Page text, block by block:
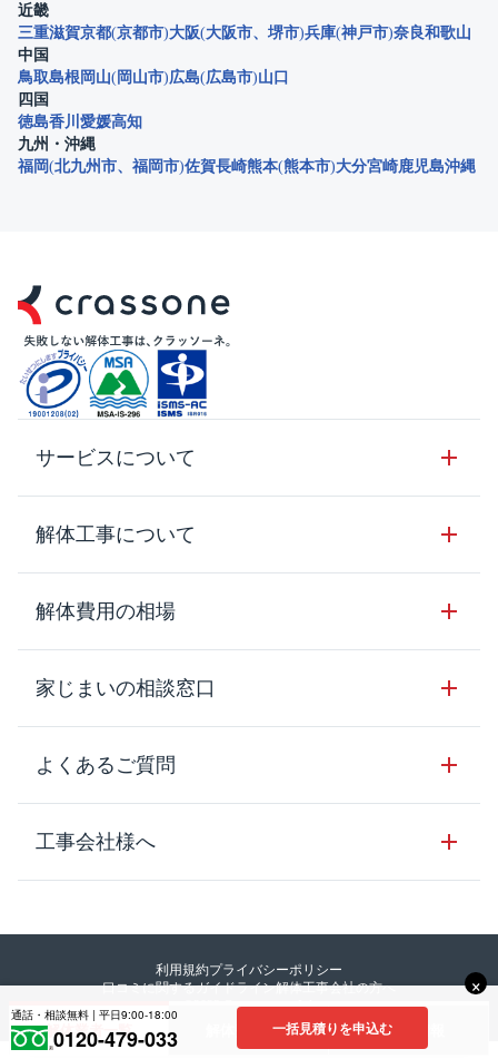
解体業者一覧 解体費用相場 補助金情報
通話・相談無料 | 平日9:00-18:00
0120-479-033 一括見積りを申込む
×
近畿
三重滋賀京都 京都市 大阪 大阪市 堺市 兵庫 神戸市 奈良和歌山
中国
鳥取島根岡山 岡山市 広島 広島市 山口
四国
徳島香川 愛媛高知
九州・沖縄
福岡 北九州市 福岡市 佐賀長崎熊本 熊本市 大分宮崎鹿児島沖縄
サービスについて
サービスの流れ
サービスのメリット
クラッソーネの自治体連携
お客さまの声
空き家の処分を検討のお客様へ
大型物件解体をご検討のお客様へ
解体工事について
解体工事の基礎知識
解体工事に関わる法律
用語集
解体費用の見方
解体費用の相場
木造住宅の相場
鉄骨造住宅の相場
RC造住宅の相場
地域別の解体業者と相場情報
家じまいの相談窓口
家じまいの相談窓口
よくあるご質問
クラッソーネの利用方法
工事の進め方
解体建物・廃棄物・素材
工事中・工事方法
工事会社様へ
©︎2023 Crassone co., Itd.
利用規約プライバシーポリシー
口コミに関するガイドライン解体工事会社の方へ